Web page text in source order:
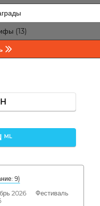
(13)
ML
9)
2026 Фестиваль